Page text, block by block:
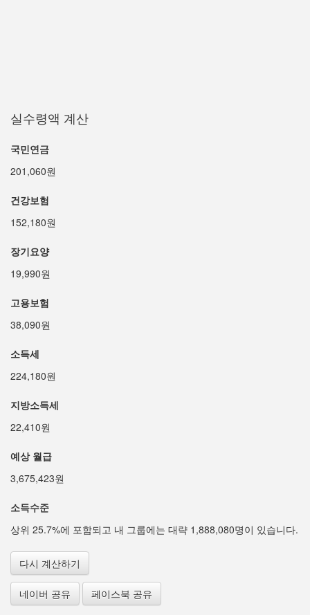
실수령액 계산
국민연금
201,060원
건강보험
152,180원
장기요양
19,990원
고용보험
38,090원
소득세
224,180원
지방소득세
22,410원
예상 월급
3,675,423원
소득수준
상위 25.7%에 포함되고 내 그룹에는 대략 1,888,080명이 있습니다.
다시 계산하기
네이버 공유 페이스북 공유